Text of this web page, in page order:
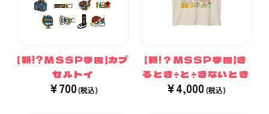
【新!?MSSP学園】カプ
セルトイ
¥700
【新!？MSSP学園】き
るとき÷と÷きないとき
¥4,000